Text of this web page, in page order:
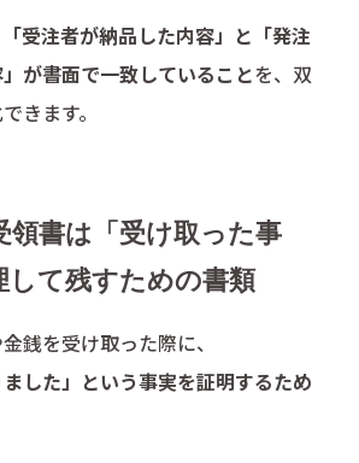
「受注者が納品した内容」と「発注
が書面で一致していることを、双
きます。
領書は「受け取った事
して残すための書類
銭を受け取った際に、
ました」という事実を証明するため